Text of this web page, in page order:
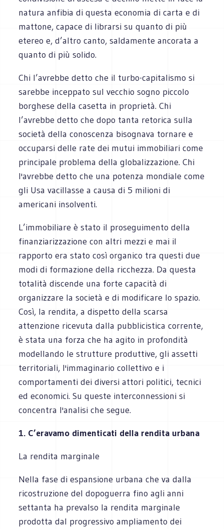
natura anfibia di questa economia di carta e di
mattone, capace di librarsi su quanto di più
etereo e, d’altro canto, saldamente ancorata a
quanto di più solido.
Chi l’avrebbe detto che il turbo-capitalismo si
sarebbe inceppato sul vecchio sogno piccolo
borghese della casetta in proprietà. Chi
l’avrebbe detto che dopo tanta retorica sulla
società della conoscenza bisognava tornare e
occuparsi delle rate dei mutui immobiliari come
principale problema della globalizzazione. Chi
l'avrebbe detto che una potenza mondiale come
gli Usa vacillasse a causa di 5 milioni di
americani insolventi.
L’immobiliare è stato il proseguimento della
finanziarizzazione con altri mezzi e mai il
rapporto era stato così organico tra questi due
modi di formazione della ricchezza. Da questa
totalità discende una forte capacità di
organizzare la società e di modificare lo spazio.
Così, la rendita, a dispetto della scarsa
attenzione ricevuta dalla pubblicistica corrente,
è stata una forza che ha agito in profondità
modellando le strutture produttive, gli assetti
territoriali, l'immaginario collettivo e i
comportamenti dei diversi attori politici, tecnici
ed economici. Su queste interconnessioni si
concentra l'analisi che segue.
1. C’eravamo dimenticati della rendita urbana
La rendita marginale
Nella fase di espansione urbana che va dalla
ricostruzione del dopoguerra fino agli anni
settanta ha prevalso la rendita marginale
prodotta dal progressivo ampliamento dei